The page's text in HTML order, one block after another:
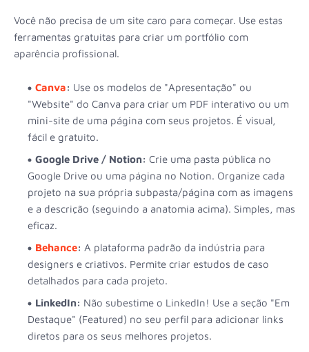
Você não precisa de um site caro para começar. Use estas
ferramentas gratuitas para criar um portfólio com
aparência profissional.
Canva: Use os modelos de "Apresentação" ou
"Website" do Canva para criar um PDF interativo ou um
mini-site de uma página com seus projetos. É visual,
fácil e gratuito.
Google Drive / Notion: Crie uma pasta pública no
Google Drive ou uma página no Notion. Organize cada
projeto na sua própria subpasta/página com as imagens
e a descrição (seguindo a anatomia acima). Simples, mas
eficaz.
Behance: A plataforma padrão da indústria para
designers e criativos. Permite criar estudos de caso
detalhados para cada projeto.
LinkedIn: Não subestime o LinkedIn! Use a seção "Em
Destaque" (Featured) no seu perfil para adicionar links
diretos para os seus melhores projetos.